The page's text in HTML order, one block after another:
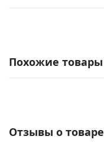
Похожие товары
Отзывы о товаре